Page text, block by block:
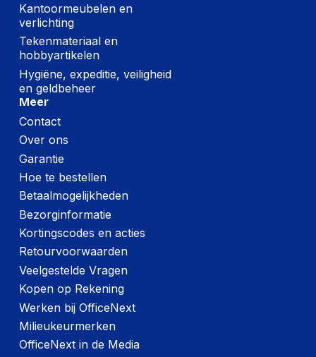
Kantoormeubelen en
verlichting
Tekenmateriaal en
hobbyartikelen
Hygiëne, expeditie, veiligheid
en geldbeheer
Meer
Contact
Over ons
Garantie
Hoe te bestellen
Betaalmogelijkheden
Bezorginformatie
Kortingscodes en acties
Retourvoorwaarden
Veelgestelde Vragen
Kopen op Rekening
Werken bij OfficeNext
Milieukeurmerken
OfficeNext in de Media